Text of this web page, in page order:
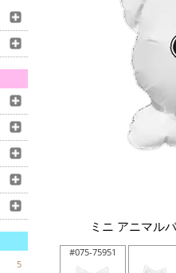
5
ミニ アニマル
#075-75951